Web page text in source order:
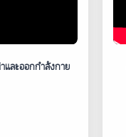
ละออกกำลังกาย